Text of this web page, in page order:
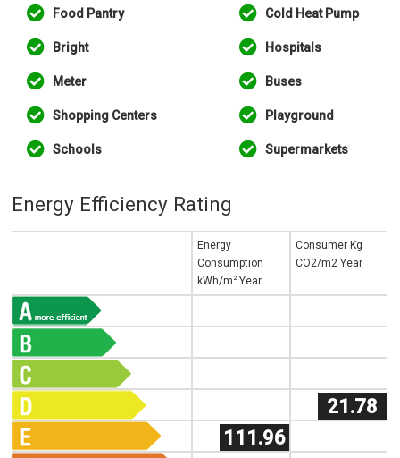
Food Pantry Cold Heat Pump
Bright Hospitals
Meter Buses
Shopping Centers Playground
Schools Supermarkets
Energy Efficiency Rating
Energy
Consumption
kWh/m 2Year
Consumer Kg
CO2/m2 Year
21.78
111.96